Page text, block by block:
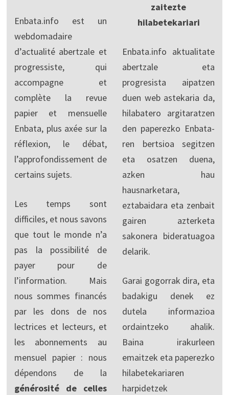
Enbata.info est un
webdomadaire
d’actualité abertzale et
progressiste, qui
accompagne et
complète la revue
papier et mensuelle
Enbata, plus axée sur la
réflexion, le débat,
l’approfondissement de
certains sujets.
Les temps sont
difficiles, et nous savons
que tout le monde n’a
pas la possibilité de
payer pour de
l’information. Mais
nous sommes financés
par les dons de nos
lectrices et lecteurs, et
les abonnements au
mensuel papier : nous
dépendons de la
générosité de celles
zaitezte
hilabetekariari
Enbata.info aktualitate
abertzale eta
progresista aipatzen
duen web astekaria da,
hilabatero argitaratzen
den paperezko Enbata-
ren bertsioa segitzen
eta osatzen duena,
azken hau
hausnarketara,
eztabaidara eta zenbait
gairen azterketa
sakonera bideratuagoa
delarik.
Garai gogorrak dira, eta
badakigu denek ez
dutela informazioa
ordaintzeko ahalik.
Baina irakurleen
emaitzek eta paperezko
hilabetekariaren
harpidetzek